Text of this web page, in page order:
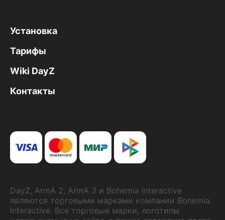
Установка
Тарифы
Wiki DayZ
Контакты
DayZ, ArmA 2, ArmA 3 и Bohemia Interactive
являются торговыми марками компании Bohemia
Interactive. Все торговые марки, логотипы